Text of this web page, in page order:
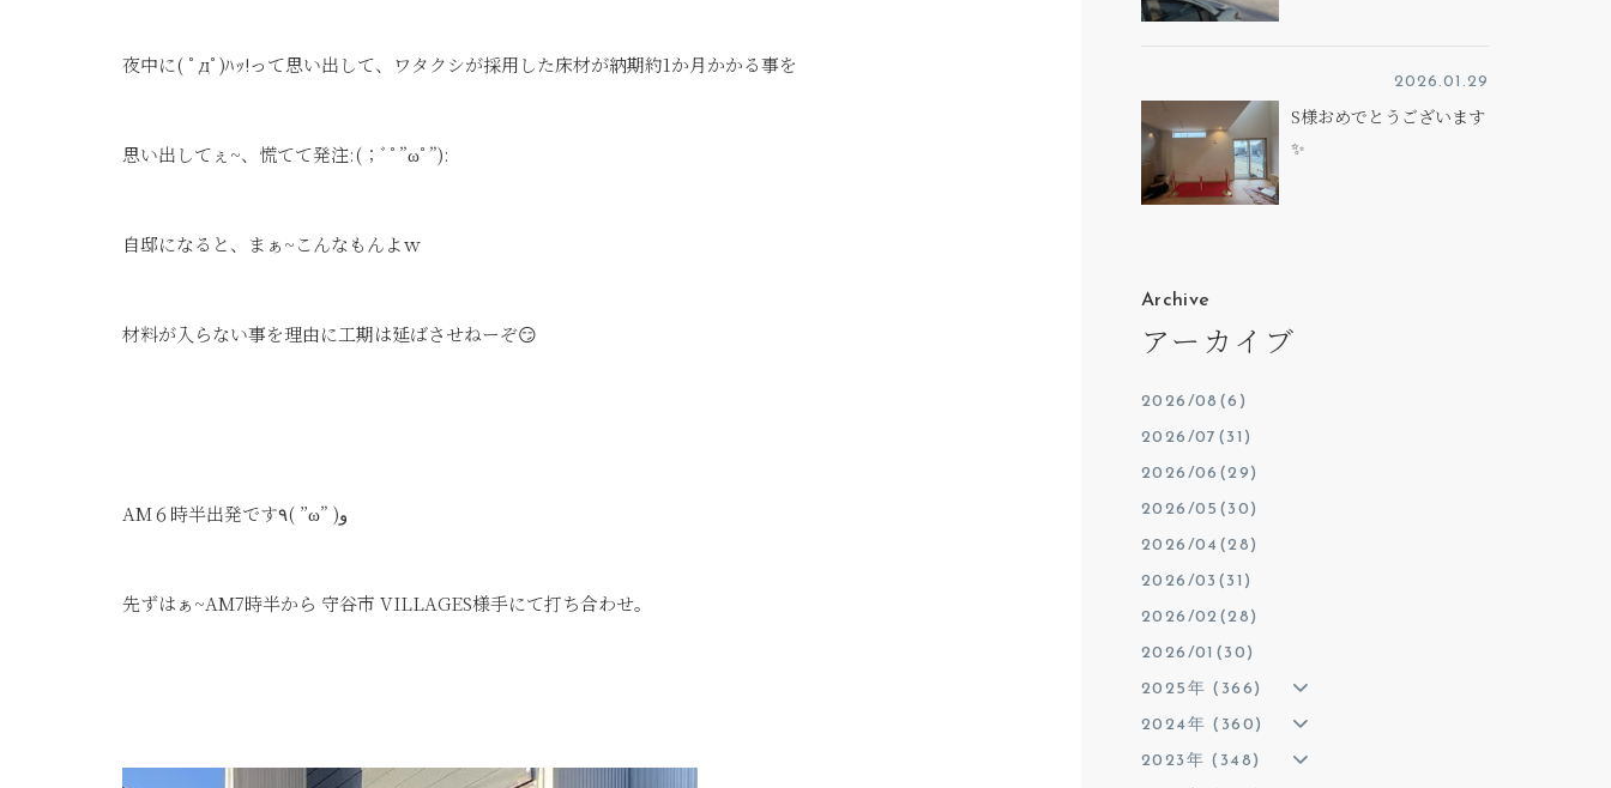
夜中に( ﾟдﾟ)ﾊｯ!って思い出して、ワタクシが採用した床材が納期約1か月かかる事を
思い出してぇ~、慌てて発注:(；ﾞﾟ”ωﾟ”):
自邸になると、まぁ~こんなもんよｗ
材料が入らない事を理由に工期は延ばさせねーぞ😏
AM６時半出発です٩( ”ω” )و
先ずはぁ~AM7時半から 守谷市 VILLAGES様手にて打ち合わせ。
2026.01.29
S様おめでとうございます
✨
Archive
アーカイブ
2026/08(6)
2026/07(31)
2026/06(29)
2026/05(30)
2026/04(28)
2026/03(31)
2026/02(28)
2026/01(30)
2025年 (366)
2024年 (360)
2023年 (348)